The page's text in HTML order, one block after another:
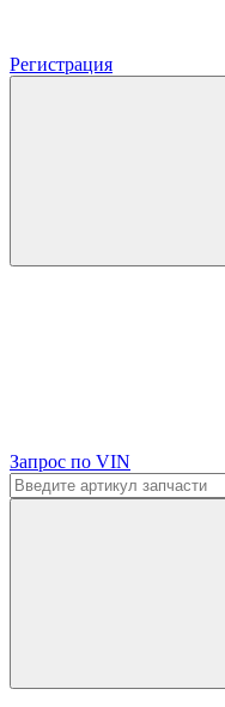
Регистрация
Запрос по VIN